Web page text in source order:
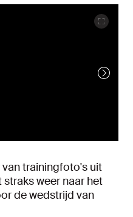
trainingfoto's uit
weer naar het
de wedstrijd van